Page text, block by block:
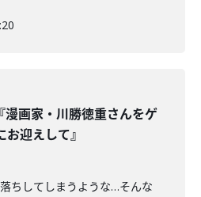
漫画家・川勝徳重さんをゲ
お迎えして』
ちしてしまうような…そんな